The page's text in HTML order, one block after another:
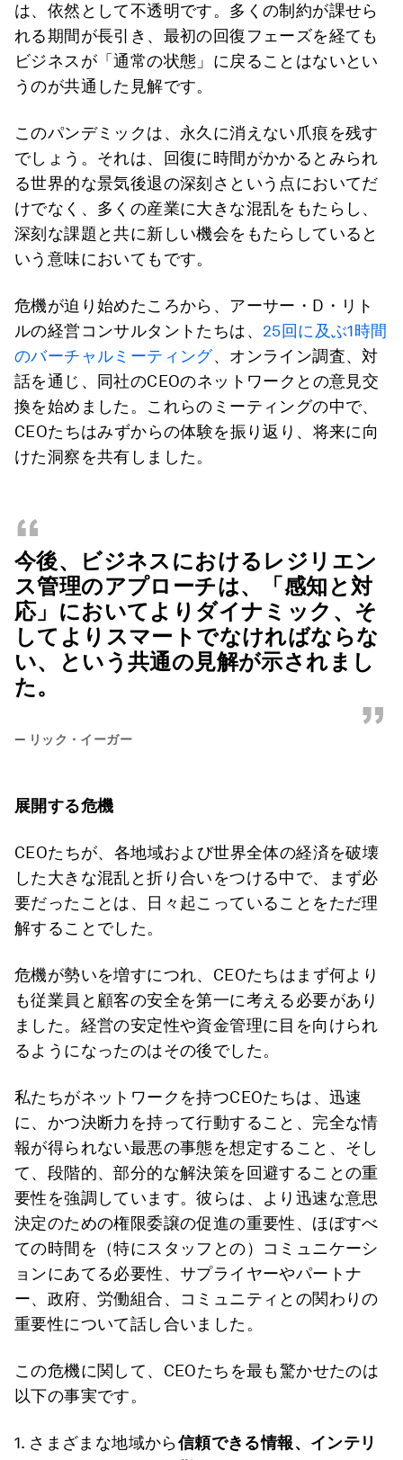
は、依然として不透明です。多くの制約が課せら
れる期間が長引き、最初の回復フェーズを経ても
ビジネスが「通常の状態」に戻ることはないとい
うのが共通した見解です。
このパンデミックは、永久に消えない爪痕を残す
でしょう。それは、回復に時間がかかるとみられ
る世界的な景気後退の深刻さという点においてだ
けでなく、多くの産業に大きな混乱をもたらし、
深刻な課題と共に新しい機会をもたらしていると
いう意味においてもです。
危機が迫り始めたころから、アーサー・D・リト
ルの経営コンサルタントたちは、 25回に及ぶ1時間
のバーチャルミーティング、オンライン調査、対
話を通じ、同社のCEOのネットワークとの意見交
換を始めました。これらのミーティングの中で、
CEOたちはみずからの体験を振り返り、将来に向
けた洞察を共有しました。
“
今後、ビジネスにおけるレジリエン
ス管理のアプローチは、「感知と対
応」においてよりダイナミック、そ
してよりスマートでなければならな
い、という共通の見解が示されまし
た。
”
— リック・イーガー
展開する危機
CEOたちが、各地域および世界全体の経済を破壊
した大きな混乱と折り合いをつける中で、まず必
要だったことは、日々起こっていることをただ理
解することでした。
危機が勢いを増すにつれ、CEOたちはまず何より
も従業員と顧客の安全を第一に考える必要があり
ました。経営の安定性や資金管理に目を向けられ
るようになったのはその後でした。
私たちがネットワークを持つCEOたちは、迅速
に、かつ決断力を持って行動すること、完全な情
報が得られない最悪の事態を想定すること、そし
て、段階的、部分的な解決策を回避することの重
要性を強調しています。彼らは、より迅速な意思
決定のための権限委譲の促進の重要性、ほぼすべ
ての時間を（特にスタッフとの）コミュニケーシ
ョンにあてる必要性、サプライヤーやパートナ
ー、政府、労働組合、コミュニティとの関わりの
重要性について話し合いました。
この危機に関して、CEOたちを最も驚かせたのは
以下の事実です。
1. さまざまな地域から信頼できる情報、インテリ